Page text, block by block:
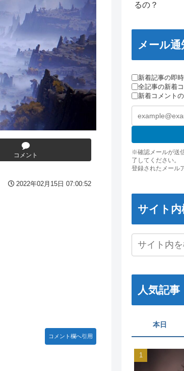
ブしてて悔しさと怒りを感
「ファイアホイールTCG・
アやギガバーストきたー！
示談しなかった」←コレっ
と話題に
コメント
2022年02月15日 07:00:52
コメント欄へ引用
るの？
メール
新着記事の即
全記事の新着
新着コメント
※確認メールが送
了してください。
登録されたメール
サイト内
人気記事
本日